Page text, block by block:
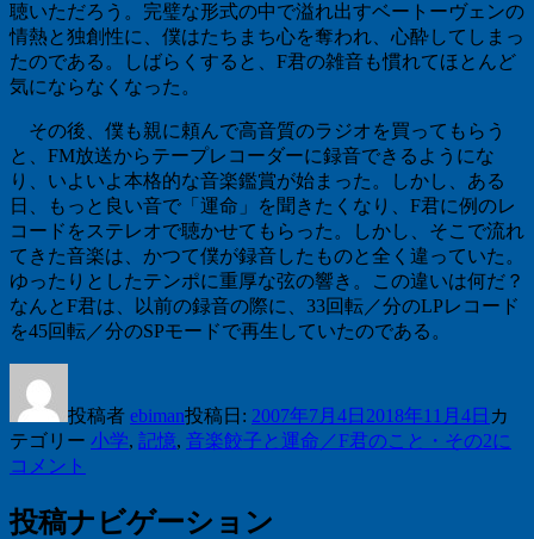
聴いただろう。完璧な形式の中で溢れ出すベートーヴェンの
情熱と独創性に、僕はたちまち心を奪われ、心酔してしまっ
たのである。しばらくすると、 F君の雑音も慣れてほとんど
気にならなくなった。
その後、僕も親に頼んで高音質のラジオを買ってもらう
と、 FM放送からテープレコーダーに録音できるようにな
り、いよいよ本格的な音楽鑑賞が始まった。しかし、ある
日、もっと良い音で「運命」を聞きたくなり、 F君に例のレ
コードをステレオで聴かせてもらった。しかし、そこで流れ
てきた音楽は、かつて僕が録音したものと全く違っていた。
ゆったりとしたテンポに重厚な弦の響き。この違いは何だ？
なんとF君は、以前の録音の際に、 33回転／分のLPレコード
を45回転／分のSPモードで再生していたのである。
投稿者 ebiman投稿日: 2007年7月4日 2018年11月4日 カ
テゴリー 小学, 記憶, 音楽餃子と運命／F君のこと・その2に
コメント
投稿ナビゲーション